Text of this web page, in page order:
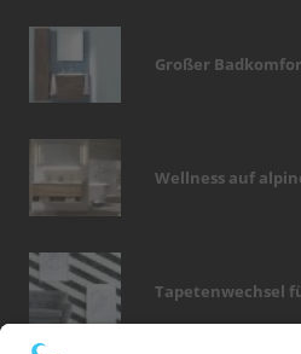
Großer
Wellness auf
Tapetenwechsel